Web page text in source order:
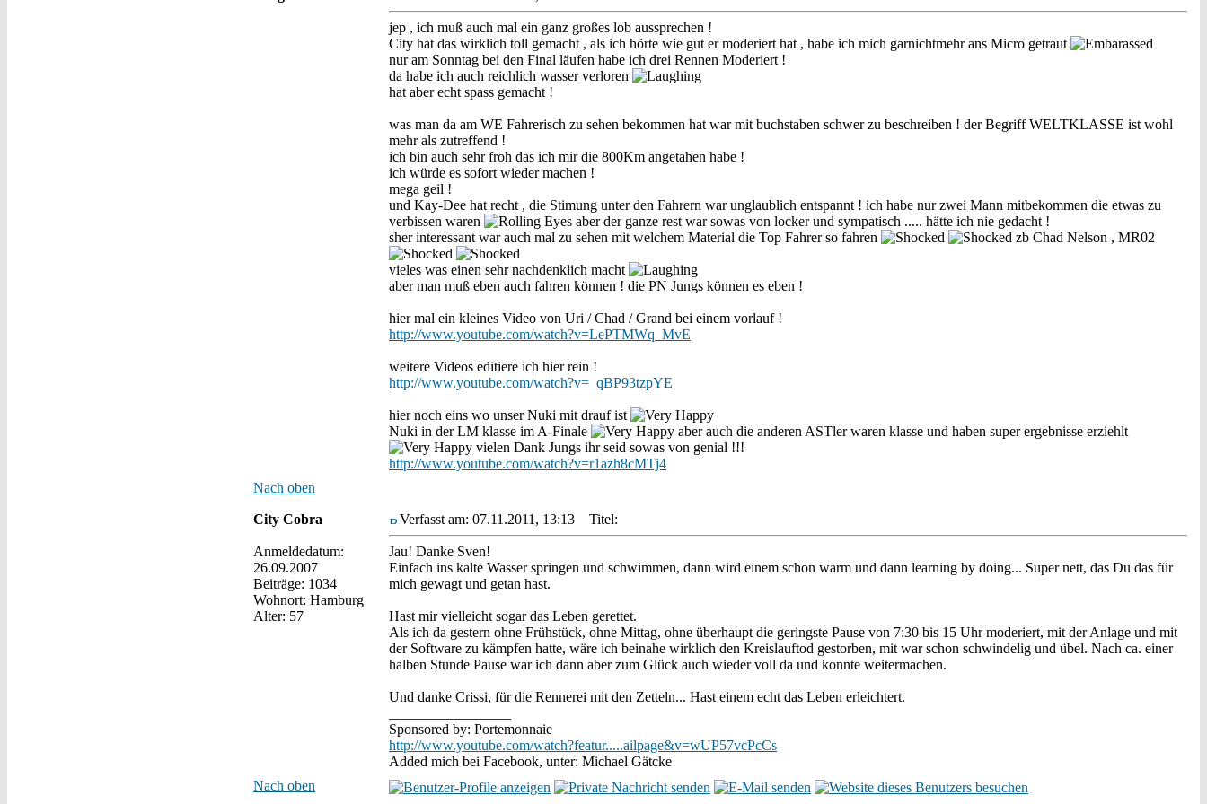
jep , ich muß auch mal ein ganz großes lob aussprechen !
City hat das wirklich toll gemacht , als ich hörte wie gut er moderiert hat , habe ich mich garnichtmehr ans Micro getraut
nur am Sonntag bei den Final läufen habe ich drei Rennen Moderiert !
da habe ich auch reichlich wasser verloren
hat aber echt spass gemacht !
was man da am WE Fahrerisch zu sehen bekommen hat war mit buchstaben schwer zu beschreiben ! der Begriff WELTKLASSE ist wohl
mehr als zutreffend !
ich bin auch sehr froh das ich mir die 800Km angetahen habe !
ich würde es sofort wieder machen !
mega geil !
und Kay-Dee hat recht , die Stimung unter den Fahrern war unglaublich entspannt ! ich habe nur zwei Mann mitbekommen die etwas zu
verbissen waren
aber der ganze rest war sowas von locker und sympatisch ..... hätte ich nie gedacht !
sher interessant war auch mal zu sehen mit welchem Material die Top Fahrer so fahren
zb Chad Nelson , MR02
vieles was einen sehr nachdenklich macht
aber man muß eben auch fahren können ! die PN Jungs können es eben !
hier mal ein kleines Video von Uri / Chad / Grand bei einem vorlauf !
http://www.youtube.com/watch?v=LePTMWq_MvE
weitere Videos editiere ich hier rein !
http://www.youtube.com/watch?v=_qBP93tzpYE
hier noch eins wo unser Nuki mit drauf ist
Nuki in der LM klasse im A-Finale
aber auch die anderen ASTler waren klasse und haben super ergebnisse erziehlt
vielen Dank Jungs ihr seid sowas von genial !!!
http://www.youtube.com/watch?v=r1azh8cMTj4
Nach oben
City Cobra
Anmeldedatum:
26.09.2007
Beiträge: 1034
Wohnort: Hamburg
Alter: 57
Verfasst am: 07.11.2011, 13:13 Titel:
Jau! Danke Sven!
Einfach ins kalte Wasser springen und schwimmen, dann wird einem schon warm und dann learning by doing... Super nett, das Du das für
mich gewagt und getan hast.
Hast mir vielleicht sogar das Leben gerettet.
Als ich da gestern ohne Frühstück, ohne Mittag, ohne überhaupt die geringste Pause von 7:30 bis 15 Uhr moderiert, mit der Anlage und mit
der Software zu kämpfen hatte, wäre ich beinahe wirklich den Kreislauftod gestorben, mit war schon schwindelig und übel. Nach ca. einer
halben Stunde Pause war ich dann aber zum Glück auch wieder voll da und konnte weitermachen.
Und danke Crissi, für die Rennerei mit den Zetteln... Hast einem echt das Leben erleichtert.
Sponsored by: Portemonnaie
http://www.youtube.com/watch?featur.....ailpage&v=wUP57vcPcCs
Added mich bei Facebook, unter: Michael Gätcke
Nach oben